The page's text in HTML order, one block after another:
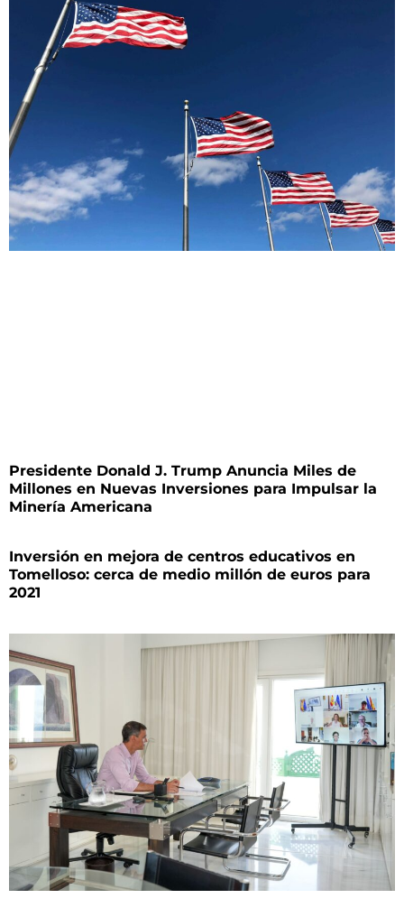
Presidente Donald J. Trump Anuncia Miles de
Millones en Nuevas Inversiones para Impulsar la
Minería Americana
Inversión en mejora de centros educativos en
Tomelloso: cerca de medio millón de euros para
2021